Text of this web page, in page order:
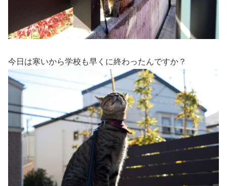
今日は寒いから学校も早くに終わったんですか？